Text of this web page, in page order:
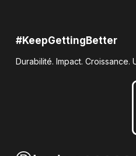
#KeepGettingBetter
Durabilité. Impact. Croissance.